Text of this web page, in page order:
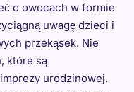
o owocach w formie
uwagę dzieci i
przekąsek. Nie
które są
urodzinowej.